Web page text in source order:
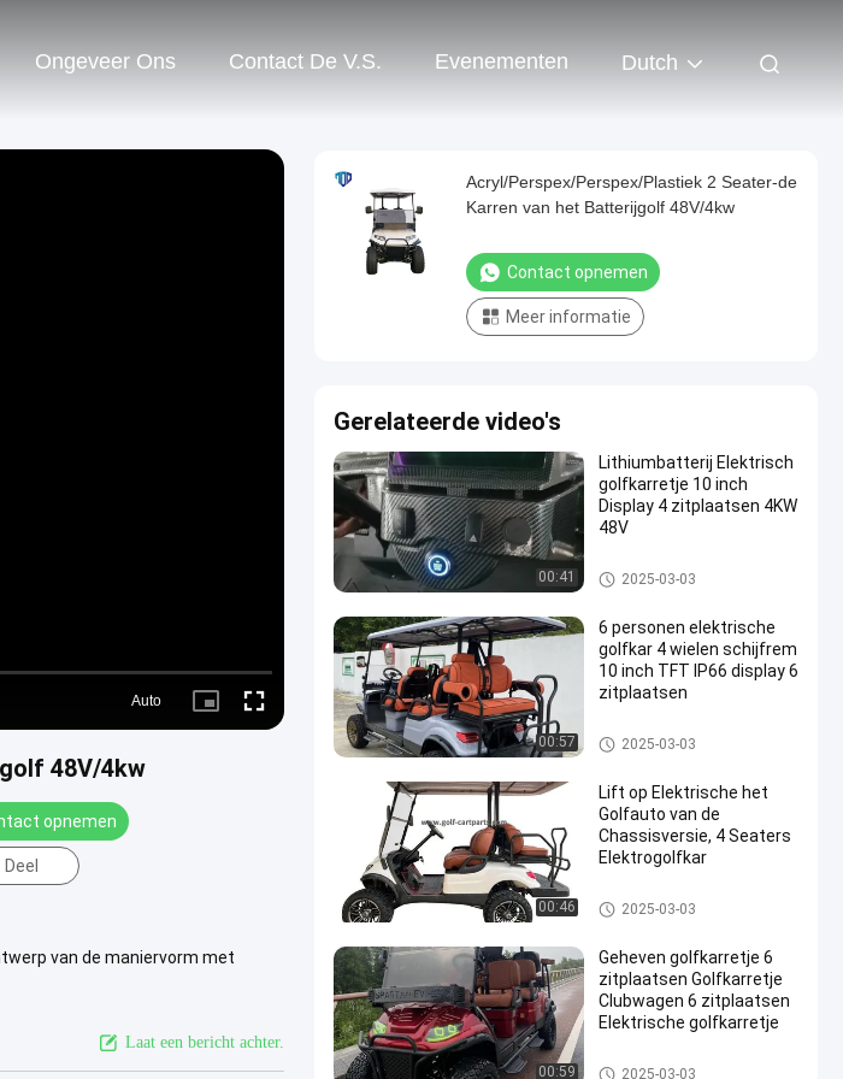
Ongeveer Ons Contact De V.S. Evenementen Dutch
Auto
Picture- Fullscreen
48V/4kw
opnemen
Deel
van de maniervorm met
Laat een bericht achter.
Acryl/Perspex/Perspex/Plastiek 2 Seater-de
Karren van het Batterijgolf 48V/4kw
Contact opnemen
Meer informatie
Gerelateerde video's
00:41
Lithiumbatterij Elektrisch
golfkarretje 10 inch
Display 4 zitplaatsen 4KW
48V
Elektrogolfkar
2025-03-03
00:57
6 personen elektrische
golfkar 4 wielen schijfrem
10 inch TFT IP66 display 6
zitplaatsen
Elektrogolfkar
2025-03-03
00:46
Lift op Elektrische het
Golfauto van de
Chassisversie, 4 Seaters
Elektrogolfkar
Elektrogolfkar
2025-03-03
00:59
Geheven golfkarretje 6
zitplaatsen Golfkarretje
Clubwagen 6 zitplaatsen
Elektrische golfkarretje
Elektrogolfkar
2025-03-03